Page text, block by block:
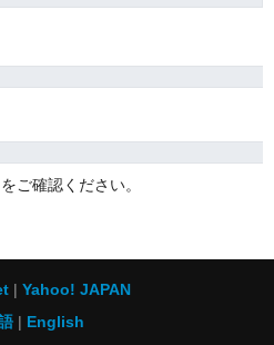
をご確認ください。
Yahoo! JAPAN
English